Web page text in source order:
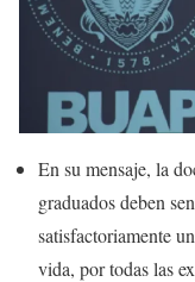
En su mensaje, la
graduados deben
satisfactoriamente
vida, por todas las